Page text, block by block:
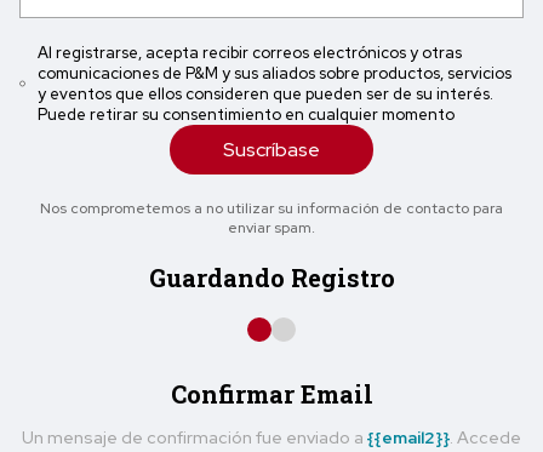
Al registrarse, acepta recibir correos electrónicos y otras
comunicaciones de P&M y sus aliados sobre productos, servicios
y eventos que ellos consideren que pueden ser de su interés.
Puede retirar su consentimiento en cualquier momento
Suscríbase
Nos comprometemos a no utilizar su información de contacto para
enviar spam.
Guardando Registro
Confirmar Email
Un mensaje de confirmación fue enviado a {{email2}}. Accede